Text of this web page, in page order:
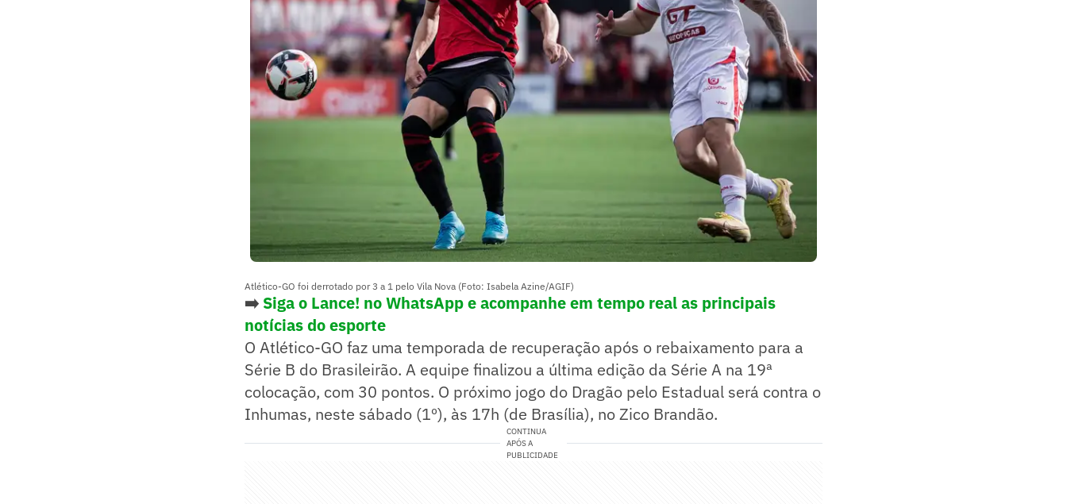
Atlético-GO foi derrotado por 3 a 1 pelo Vila Nova (Foto: Isabela Azine/AGIF)
➡️ Siga o Lance! no WhatsApp e acompanhe em tempo real as principais
notícias do esporte
O Atlético-GO faz uma temporada de recuperação após o rebaixamento para a
Série B do Brasileirão. A equipe finalizou a última edição da Série A na 19ª
colocação, com 30 pontos. O próximo jogo do Dragão pelo Estadual será contra o
Inhumas, neste sábado (1º), às 17h (de Brasília), no Zico Brandão.
CONTINUA
APÓS A
PUBLICIDADE